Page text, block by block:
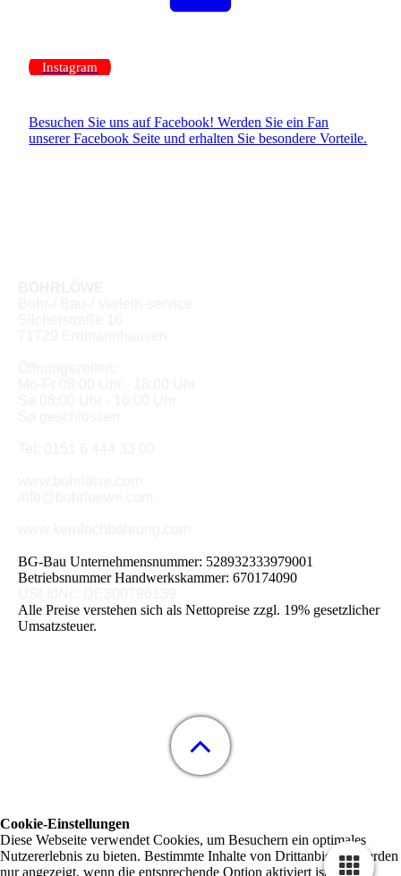
Instagram
Besuchen Sie uns auf Facebook! Werden Sie ein Fan
unserer Facebook Seite und erhalten Sie besondere Vorteile.
BG-Bau Unternehmensnummer: 528932333979001
Betriebsnummer Handwerkskammer: 670174090
Alle Preise verstehen sich als Nettopreise zzgl. 19% gesetzlicher
Umsatzsteuer.
Cookie-Einstellungen
Diese Webseite verwendet Cookies, um Besuchern ein optimales
Nutzererlebnis zu bieten. Bestimmte Inhalte von Drittanbietern werden
nur angezeigt, wenn die entsprechende Option aktiviert ist. Die